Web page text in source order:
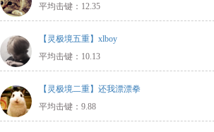
平均击键：12.35
【灵极境五重】xlboy
平均击键：10.13
【灵极境二重】还我漂漂拳
平均击键：9.88